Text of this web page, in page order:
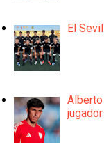
El